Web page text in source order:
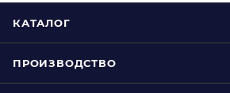
КАТАЛОГ
ПРОИЗВОДСТВО